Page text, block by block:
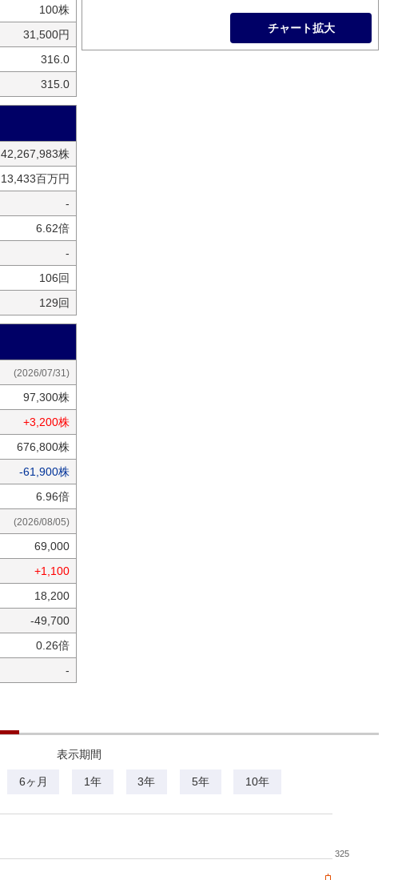
100株
31,500円
316.0
315.0
42,267,983株
13,433百万円
-
6.62倍
-
106回
129回
(2026/07/31)
97,300株
+3,200株
676,800株
-61,900株
6.96倍
(2026/08/05)
69,000
+1,100
18,200
-49,700
0.26倍
-
チャート拡大
表示期間
6ヶ月 1年 3年 5年 10年
325